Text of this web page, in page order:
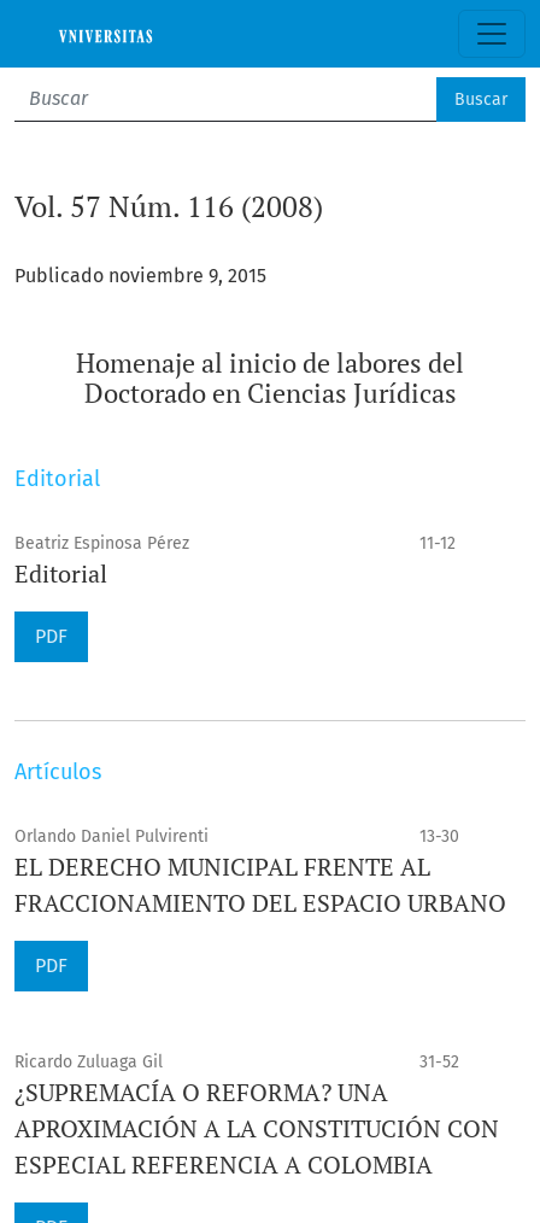
Buscar
Vol. 57 Núm. 116 (2008)
Publicado noviembre 9, 2015
Homenaje al inicio de labores del
Doctorado en Ciencias Jurídicas
Editorial
Beatriz Espinosa Pérez 11-12
Editorial
PDF
Artículos
Orlando Daniel Pulvirenti 13-30
EL DERECHO MUNICIPAL FRENTE AL
FRACCIONAMIENTO DEL ESPACIO URBANO
PDF
Ricardo Zuluaga Gil 31-52
¿SUPREMACÍA O REFORMA? UNA
APROXIMACIÓN A LA CONSTITUCIÓN CON
ESPECIAL REFERENCIA A COLOMBIA